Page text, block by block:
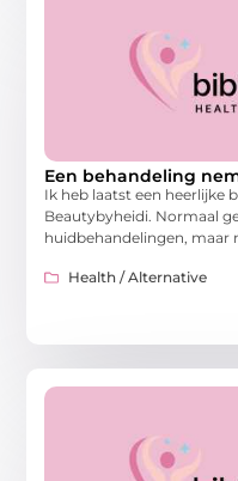
Een behandeling
Ik heb laatst een heerlijke
Beautybyheidi. Normaal
huidbehandelingen, maar
Health / Alternative